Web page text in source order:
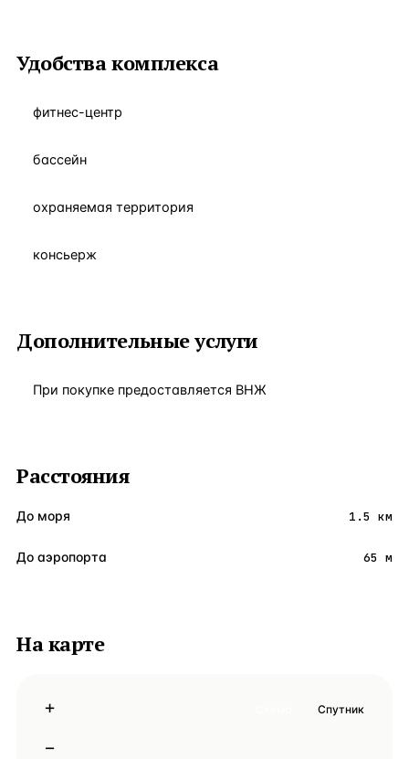
Удобства комплекса
фитнес-центр
бассейн
охраняемая территория
консьерж
Дополнительные услуги
При покупке предоставляется ВНЖ
Расстояния
До моря 1.5 км
До аэропорта 65 м
На карте
+
−
Спутник